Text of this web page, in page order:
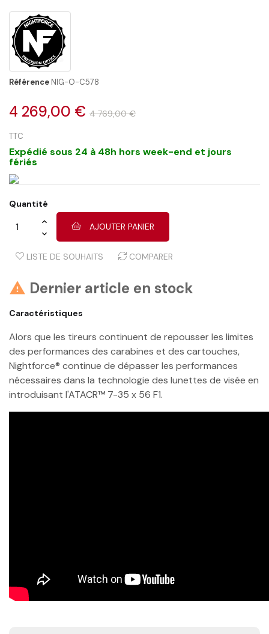
RéférenceNIG-O-C578
4 269,00 € 4 769,00 €
TTC
Expédié sous 24 à 48h hors week-end et jours
fériés
Quantité
AJOUTER PANIER
LISTE DE SOUHAITS COMPARER
 Dernier article en stock
Caractéristiques
Alors que les tireurs continuent de repousser les limites
des performances des carabines et des cartouches,
Nightforce® continue de dépasser les performances
nécessaires dans la technologie des lunettes de visée en
introduisant l'ATACR™ 7-35 x 56 F1.